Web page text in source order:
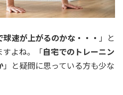
速が上がるのかな・・・ 」と
すよね。「自宅でのトレーニン
」と疑問に思っている方も少な